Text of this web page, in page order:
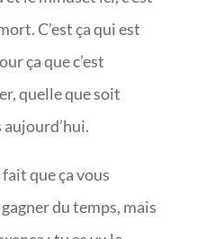
C’est ça qui est
ça que c’est
quelle que soit
que ça vous
du temps, mais